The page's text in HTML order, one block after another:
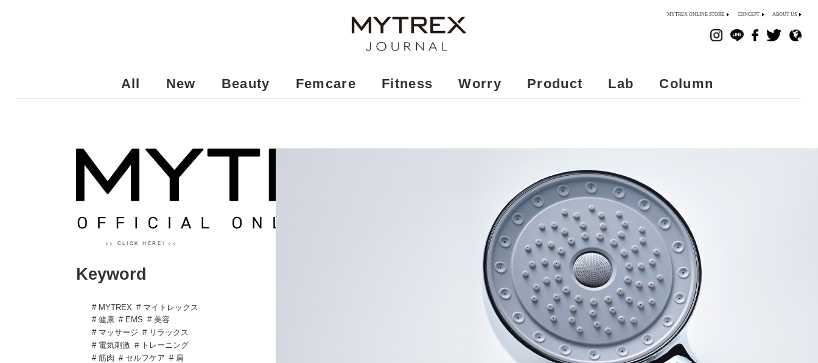
MYTREX ONLINE STORE CONCEPT ABOUT US
All New Beauty Femcare Fitness Worry Product Lab Column
>> CLICK HERE! <<
Keyword
# MYTREX # マイトレックス
# 健康 # EMS # 美容
# マッサージ # リラックス
# 電気刺激 # トレーニング
# 筋肉 # セルフケア # 肩